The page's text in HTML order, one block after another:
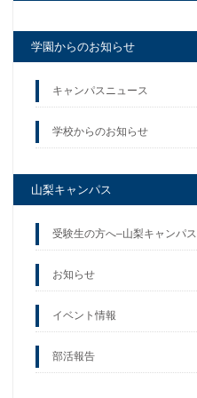
学園からのお知らせ
キャンパスニュース
学校からのお知らせ
山梨キャンパス
受験生の方へ–山梨キャンパス
お知らせ
イベント情報
部活報告